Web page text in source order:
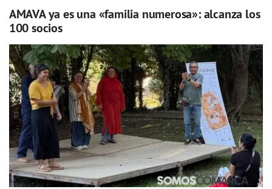
AMAVA ya es una «familia numerosa»: alcanza los
100 socios